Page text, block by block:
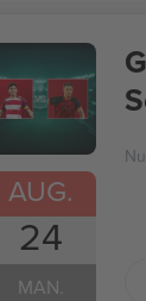
AUG.
24
MAN.